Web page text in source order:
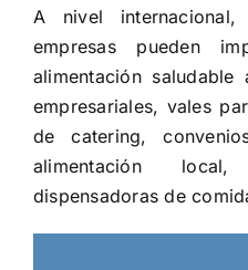
A nivel
empresas pueden
alimentación
empresariales, vales
de catering,
alimentación
dispensadoras de